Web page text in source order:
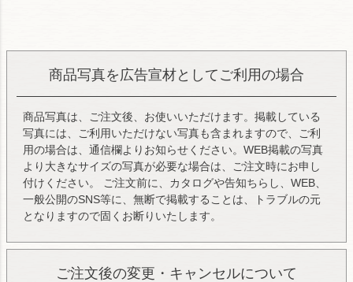
商品写真を広告宣材としてご利用の場合
商品写真は、ご注文後、お使いいただけます。掲載している
写真には、ご利用いただけない写真も含まれますので、ご利
用の場合は、通信欄よりお知らせください。WEB掲載の写真
より大きなサイズの写真が必要な場合は、ご注文時にお申し
付けください。 ご注文前に、カタログや告知ちらし、WEB、
一般公開のSNS等に、無断で掲載することは、トラブルの元
となりますので固くお断りいたします。
ご注文後の変更・キャンセルについて